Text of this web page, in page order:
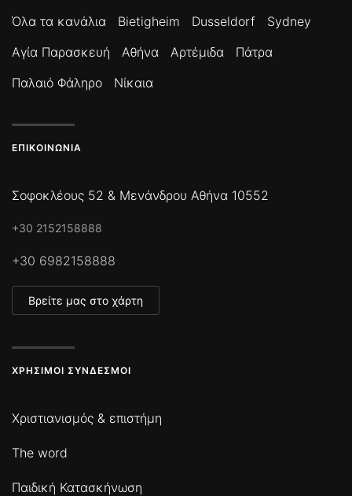
Όλα τα κανάλια Bietigheim Dusseldorf
Sydney
Αγία Παρασκευή
Αθήνα Αρτέμιδα
Πάτρα
Παλαιό Φάληρο
Νίκαια
ΕΠΙΚΟΙΝΩΝΊΑ
Σοφοκλέους 52 & Μενάνδρου Αθήνα 10552
+30 2152158888
+30 6982158888
Βρείτε μας στο χάρτη
ΧΡΉΣΙΜΟΙ ΣΎΝΔΕΣΜΟΙ
Χριστιανισμός & επιστήμη
The word
Παιδική Κατασκήνωση